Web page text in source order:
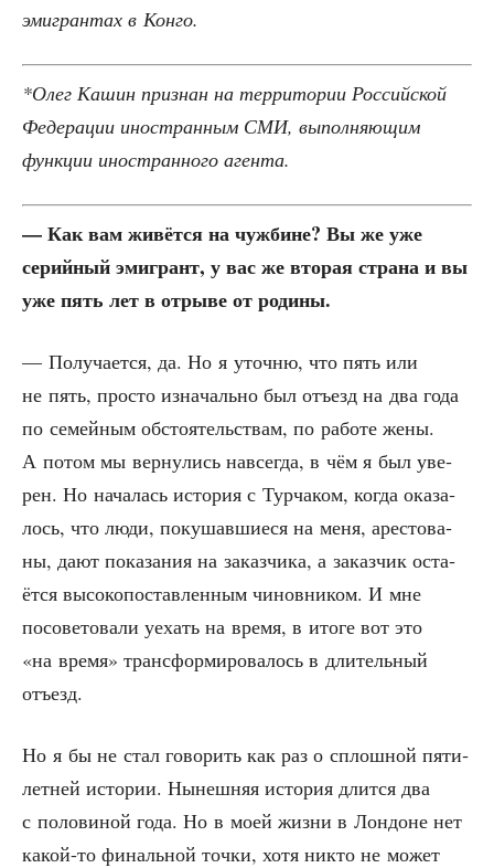
эми­гран­тах в Конго.
*Олег Кашин при­знан на тер­ри­то­рии Рос­сий­ской
Феде­ра­ции ино­стран­ным СМИ, выпол­ня­ю­щим
функ­ции ино­стран­но­го агента.
— Как вам живёт­ся на чуж­бине? Вы же уже
серий­ный эми­грант, у вас же вто­рая стра­на и вы
уже пять лет в отры­ве от родины.
— Полу­ча­ет­ся, да. Но я уточ­ню, что пять или
не пять, про­сто изна­чаль­но был отъ­езд на два года
по семей­ным обсто­я­тель­ствам, по рабо­те жены.
А потом мы вер­ну­лись навсе­гда, в чём я был уве­
рен. Но нача­лась исто­рия с Тур­ча­ком, когда ока­за­
лось, что люди, поку­шав­ши­е­ся на меня, аре­сто­ва­
ны, дают пока­за­ния на заказ­чи­ка, а заказ­чик оста­
ёт­ся высо­ко­по­став­лен­ным чинов­ни­ком. И мне
посо­ве­то­ва­ли уехать на вре­мя, в ито­ге вот это
«на вре­мя» транс­фор­ми­ро­ва­лось в дли­тель­ный
отъезд.
Но я бы не стал гово­рить как раз о сплош­ной пяти­
лет­ней исто­рии. Нынеш­няя исто­рия длит­ся два
с поло­ви­ной года. Но в моей жиз­ни в Лон­доне нет
какой-то финаль­ной точ­ки, хотя никто не может